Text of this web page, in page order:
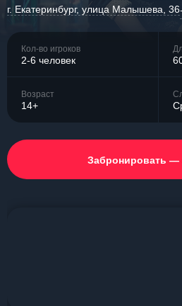
г. Екатеринбург, улица Малышева, 36
Кол-во игроков
2-6 человек
Возраст
14+
Забронировать —